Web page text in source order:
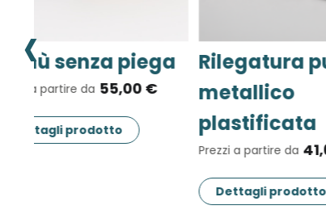
punto
41,64 €
Biglietti da visita
classici
Prezzi a partire da 15,50 €
Dettagli prodotto
‹